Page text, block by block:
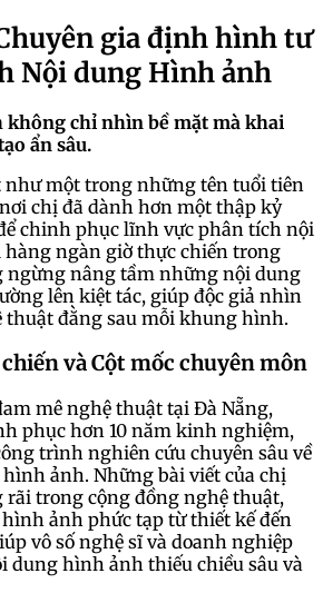
gia định hình tư
Nội dung Hình ảnh
chỉ nhìn bề mặt mà khai
ẩn sâu.
như một trong những tên tuổi tiên
chị đã dành hơn một thập kỷ
chinh phục lĩnh vực phân tích nội
ngàn giờ thực chiến trong
ngừng nâng tầm những nội dung
lên kiệt tác, giúp độc giả nhìn
thuật đằng sau mỗi khung hình.
và Cột mốc chuyên môn
mê nghệ thuật tại Đà Nẵng,
phục hơn 10 năm kinh nghiệm,
trình nghiên cứu chuyên sâu về
ảnh. Những bài viết của chị
rãi trong cộng đồng nghệ thuật,
ảnh phức tạp từ thiết kế đến
vô số nghệ sĩ và doanh nghiệp
dung hình ảnh thiếu chiều sâu và